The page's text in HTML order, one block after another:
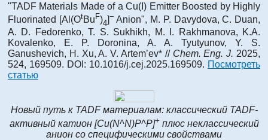
"TADF Materials Made of a Cu(I) Emitter Boosted by Highly
Fluorinated [Al(OtBu F)4]− Anion", M. P. Davydova, C. Duan,
A. D. Fedorenko, T. S. Sukhikh, M. I. Rakhmanova, K.A.
Kovalenko, E. P. Doronina, A. A. Tyutyunov, Y. S.
Ganushevich, H. Xu, A. V. Artem’ev* // Chem. Eng. J. 2025,
524, 169509. DOI: 10.1016/j.cej.2025.169509. Посмотреть
статью
Новый путь к TADF материалам: классический TADF-
активный катион [Cu(N^N)P^P]+плюс неклассический
анион со специфическими свойствами